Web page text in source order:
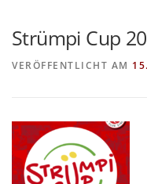
IMPRESSUM
Strümpi Cup
VERÖFFENTLICHT AM